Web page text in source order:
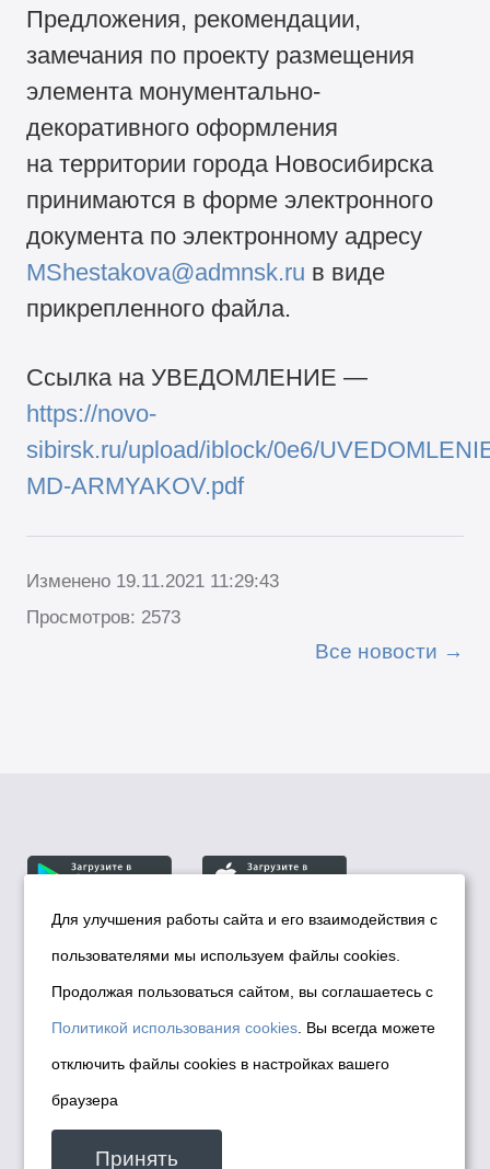
Предложения, рекомендации,
замечания по проекту размещения
элемента монументально-
декоративного оформления
на территории города Новосибирска
принимаются в форме электронного
документа по электронному адресу
MShestakova@admnsk.ru в виде
прикрепленного файла.
Ссылка на УВЕДОМЛЕНИЕ —
https://novo-
sibirsk.ru/upload/iblock/0e6/
MD-ARMYAKOV.pdf
Изменено 19.11.2021 11:29:43
Просмотров: 2573
Все новости
© Департамент информационной политики мэрии
города Новосибирска, 2026
Политика использования Cookies
Политика по обработке персональных
данных в информационных системах
мэрии города Новосибирска
Техническая поддержка сайта -
Для улучшения работы сайта и его взаимодействия с
пользователями мы используем файлы cookies.
Продолжая пользоваться сайтом, вы соглашаетесь с
Политикой использования cookies . Вы всегда можете
отключить файлы cookies в настройках вашего
браузера
Принять